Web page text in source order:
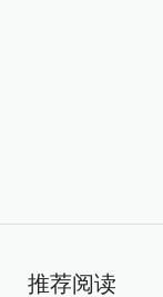
推荐阅读